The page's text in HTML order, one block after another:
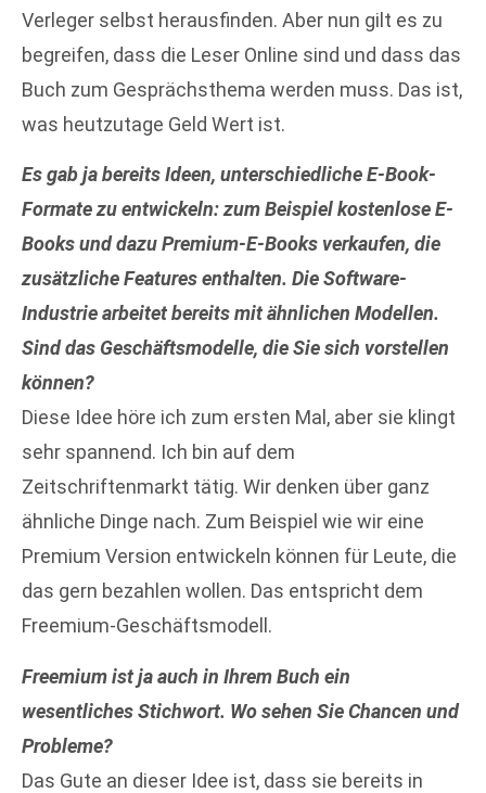
Verleger selbst herausfinden. Aber nun gilt es zu
begreifen, dass die Leser Online sind und dass das
Buch zum Gesprächsthema werden muss. Das ist,
was heutzutage Geld Wert ist.
Es gab ja bereits Ideen, unterschiedliche E-Book-
Formate zu entwickeln: zum Beispiel kostenlose E-
Books und dazu Premium-E-Books verkaufen, die
zusätzliche Features enthalten. Die Software-
Industrie arbeitet bereits mit ähnlichen Modellen.
Sind das Geschäftsmodelle, die Sie sich vorstellen
können?
Diese Idee höre ich zum ersten Mal, aber sie klingt
sehr spannend. Ich bin auf dem
Zeitschriftenmarkt tätig. Wir denken über ganz
ähnliche Dinge nach. Zum Beispiel wie wir eine
Premium Version entwickeln können für Leute, die
das gern bezahlen wollen. Das entspricht dem
Freemium-Geschäftsmodell.
Freemium ist ja auch in Ihrem Buch ein
wesentliches Stichwort. Wo sehen Sie Chancen und
Probleme?
Das Gute an dieser Idee ist, dass sie bereits in